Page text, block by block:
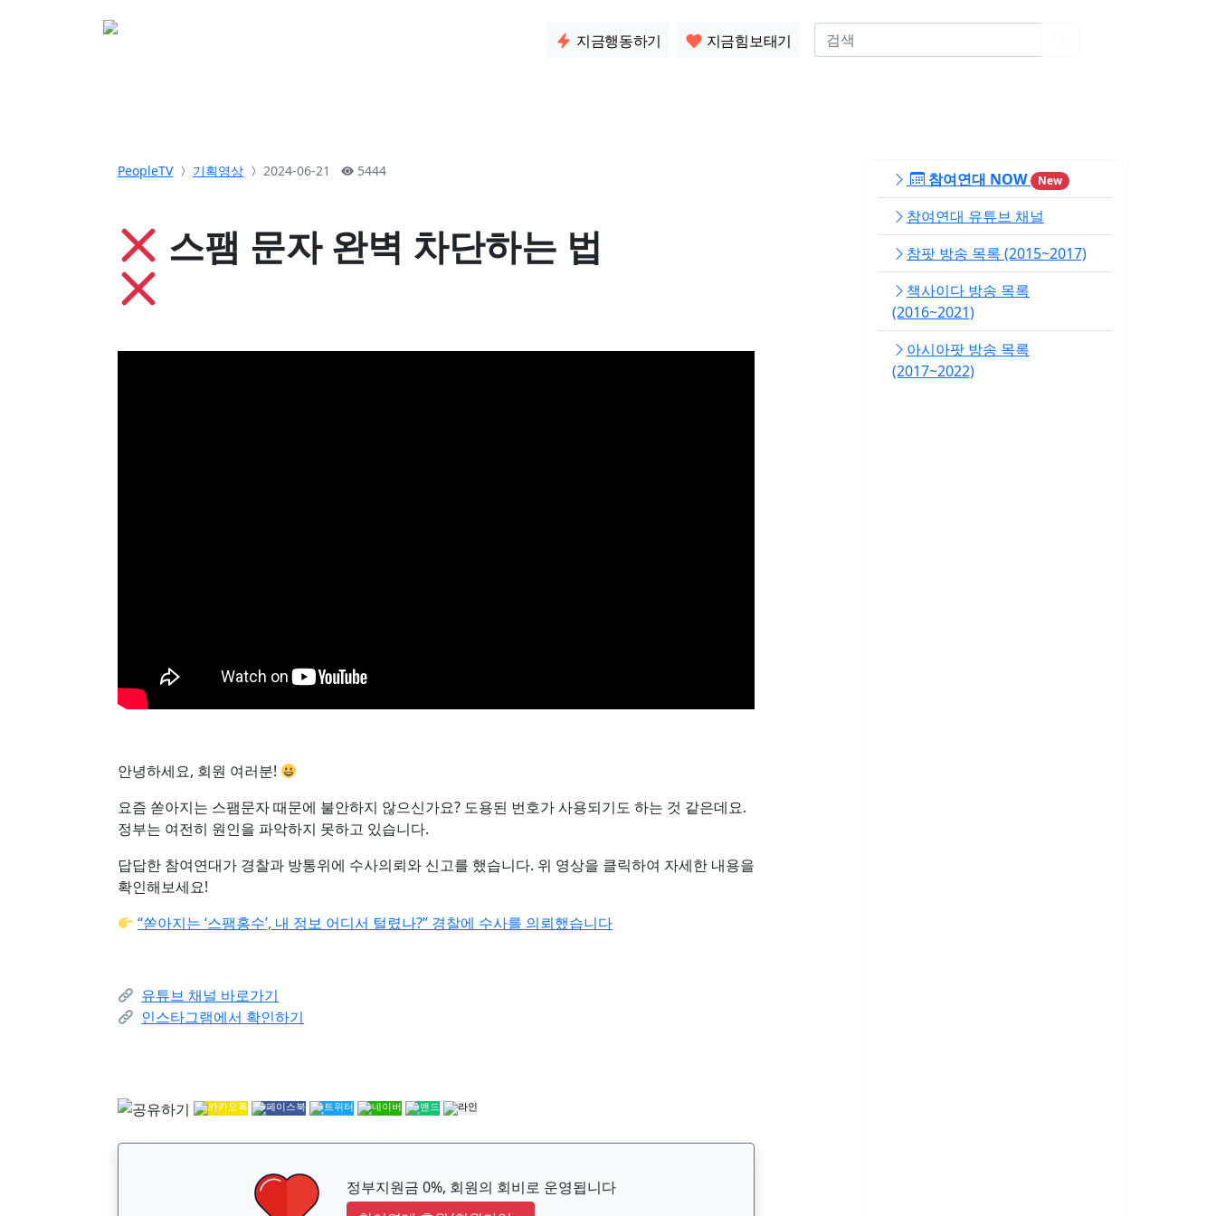
지금행동하기 지금힘보태기
PeopleTV 기획영상 2024-06-21 5444
스팸 문자 완벽 차단하는 법
안녕하세요, 회원 여러분!
요즘 쏟아지는 스팸문자 때문에 불안하지 않으신가요? 도용된 번호가 사용되기도 하는 것 같은데요.
정부는 여전히 원인을 파악하지 못하고 있습니다.
답답한 참여연대가 경찰과 방통위에 수사의뢰와 신고를 했습니다. 위 영상을 클릭하여 자세한 내용을
확인해보세요!
“쏟아지는 ‘스팸홍수’, 내 정보 어디서 털렸나?” 경찰에 수사를 의뢰했습니다
유튜브 채널 바로가기
인스타그램에서 확인하기
정부지원금 0%, 회원의 회비로 운영됩니다
참여연대 NOW New
참여연대 유튜브 채널
참팟 방송 목록 (2015~2017)
책사이다 방송 목록
(2016~2021)
아시아팟 방송 목록
(2017~2022)